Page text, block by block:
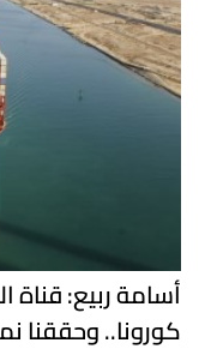
أسامة ربيع: قناة
كورونا.. وحققنا نموًا 8% في حركة